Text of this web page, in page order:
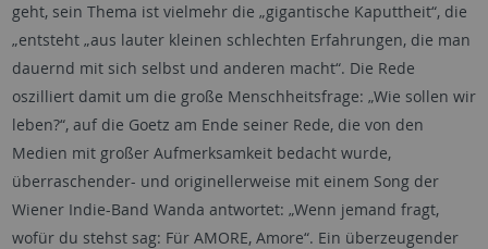
geht, sein Thema ist vielmehr die „gigantische Kaputtheit“, die
„entsteht „aus lauter kleinen schlechten Erfahrungen, die man
dauernd mit sich selbst und anderen macht“. Die Rede
oszilliert damit um die große Menschheitsfrage: „Wie sollen wir
leben?“, auf die Goetz am Ende seiner Rede, die von den
Medien mit großer Aufmerksamkeit bedacht wurde,
überraschender- und originellerweise mit einem Song der
Wiener Indie-Band Wanda antwortet: „Wenn jemand fragt,
wofür du stehst sag: Für AMORE, Amore“. Ein überzeugender